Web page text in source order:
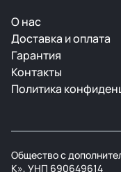
О нас
Доставка и оплата
Гарантия
Контакты
Политика
Общество с
К», УНП 690649614